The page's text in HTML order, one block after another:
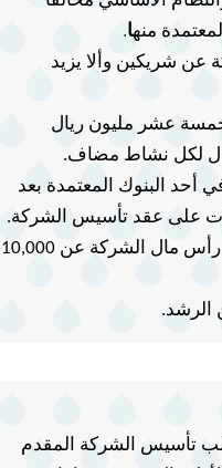
منها.
لكل نشاط مضاف.
على عقد تأسيس الشركة.
الرشد.